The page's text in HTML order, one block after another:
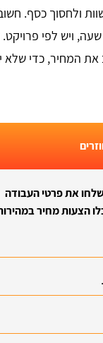
ולחסוך כסף.
שעה, ויש לפי
המחיר, כדי שלא
את פרטי העבודה
הצעות מחיר